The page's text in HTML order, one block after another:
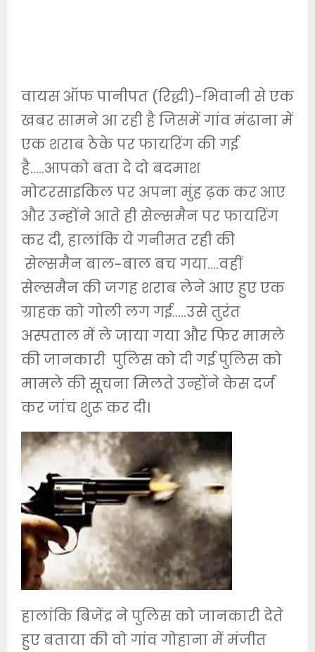
वायस ऑफ पानीपत (रिद्धी)-भिवानी से एक
खबर सामने आ रही है जिसमें गांव मंढाना में
एक शराब ठेके पर फायरिंग की गई
है…..आपको बता दे दो बदमाश
मोटरसाइकिल पर अपना मुंह ढ़क कर आए
और उन्होंने आते ही सेल्समैन पर फायरिंग
कर दी, हालांकि ये गनीमत रही की
सेल्समैन बाल-बाल बच गया….वहीं
सेल्समैन की जगह शराब लेने आए हुए एक
ग्राहक को गोली लग गई…..उसे तुरंत
अस्पताल में ले जाया गया और फिर मामले
की जानकारी पुलिस को दी गई पुलिस को
मामले की सूचना मिलते उन्होंने केस दर्ज
कर जांच शुरू कर दी।
हालांकि बिजेंद्र ने पुलिस को जानकारी देते
हुए बताया की वो गांव गोहाना में मंजीत